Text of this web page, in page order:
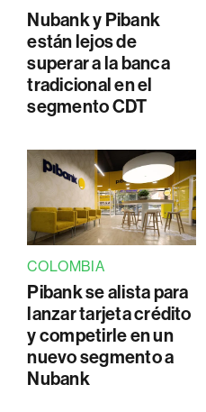
Nubank y Pibank
están lejos de
superar a la banca
tradicional en el
segmento CDT
COLOMBIA
Pibank se alista para
lanzar tarjeta crédito
y competirle en un
nuevo segmento a
Nubank